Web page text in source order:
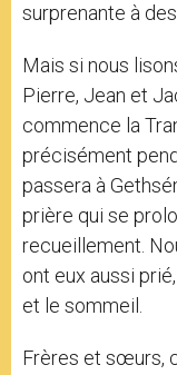
surprenante à
Mais si nous
Pierre, Jean et
commence la
précisément
passera à
prière qui se
recueillement.
ont eux aussi
et le sommeil.
Frères et sœurs,